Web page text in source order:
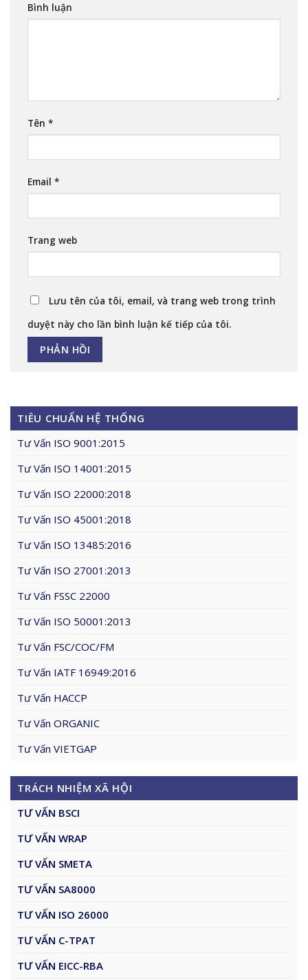
Bình luận
Tên *
Email *
Trang web
Lưu tên của tôi, email, và trang web trong trình
duyệt này cho lần bình luận kế tiếp của tôi.
TIÊU CHUẨN HỆ THỐNG
Tư Vấn ISO 9001:2015
Tư Vấn ISO 14001:2015
Tư Vấn ISO 22000:2018
Tư Vấn ISO 45001:2018
Tư Vấn ISO 13485:2016
Tư Vấn ISO 27001:2013
Tư Vấn FSSC 22000
Tư Vấn ISO 50001:2013
Tư Vấn FSC/COC/FM
Tư Vấn IATF 16949:2016
Tư Vấn HACCP
Tư Vấn ORGANIC
Tư Vấn VIETGAP
TRÁCH NHIỆM XÃ HỘI
TƯ VẤN BSCI
TƯ VẤN WRAP
TƯ VẤN SMETA
TƯ VẤN SA8000
TƯ VẤN ISO 26000
TƯ VẤN C-TPAT
TƯ VẤN EICC-RBA